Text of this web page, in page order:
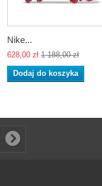
Nike...
628,00 zł 1 188,00 zł
Dodaj do koszyka